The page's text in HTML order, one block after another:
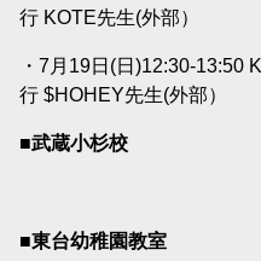
行 KOTE先生(外部）
・7月19日(日)12:30-
行 $HOHEY先生(外部）
■武蔵小杉校
■東台幼稚園教室